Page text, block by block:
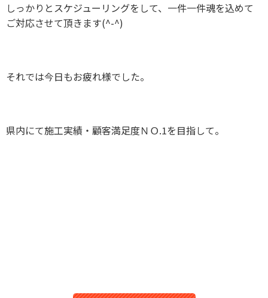
しっかりとスケジューリングをして、一件一件魂を込めて
ご対応させて頂きます(^-^)
それでは今日もお疲れ様でした。
県内にて施工実績・顧客満足度ＮＯ.1を目指して。